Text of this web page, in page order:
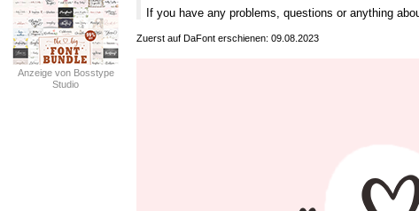
Anzeige von Bosstype
Studio
If you have any problems, questions or anything
Zuerst auf DaFont erschienen: 09.08.2023